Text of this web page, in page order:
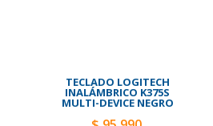
TECLADO LOGITECH
INALÁMBRICO K375S
MULTI-DEVICE NEGRO